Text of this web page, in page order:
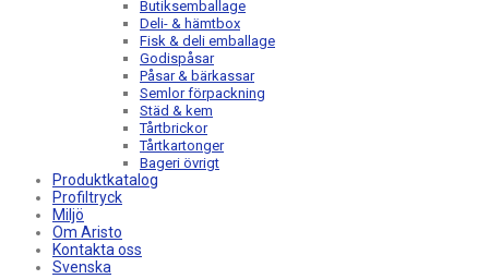
Butiksemballage
Deli- & hämtbox
Fisk & deli emballage
Godispåsar
Påsar & bärkassar
Semlor förpackning
Städ & kem
Tårtbrickor
Tårtkartonger
Bageri övrigt
Produktkatalog
Profiltryck
Miljö
Om Aristo
Kontakta oss
Svenska